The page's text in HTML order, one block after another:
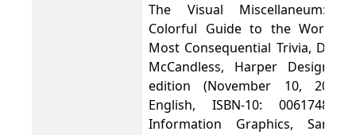
The Visual Miscellaneum: A
Colorful Guide to the World s
Most Consequential Trivia, David
McCandless, Harper Design; 1
edition (November 10, 2009),
English, ISBN-10: 0061748366
Information Graphics, Sandra